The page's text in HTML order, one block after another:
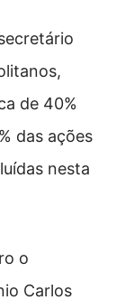
de 40%
das ações
nesta
o
Carlos